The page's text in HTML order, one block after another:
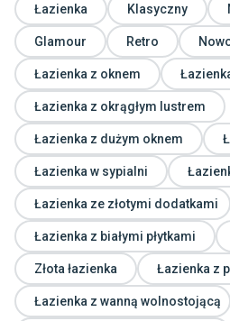
Łazienka Klasyczny
Glamour Retro
Łazienka z oknem
Łazienka z okrągłym lustrem
Łazienka z dużym oknem
Łazienka w sypialni
Łazienka ze złotymi dodatkami
Łazienka z białymi płytkami
Złota łazienka Łazienka z
Łazienka z wanną wolnostojącą